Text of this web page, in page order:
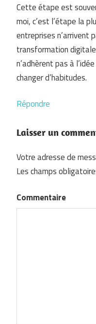
Cette étape est
moi, c’est l’étape la
entreprises n’arrivent
transformation
n’adhèrent pas à
changer d’habitudes.
Répondre
Laisser un
Votre adresse de
Les champs
Commentaire